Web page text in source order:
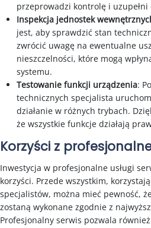
przeprowadzi kontrolę i
Inspekcja jednostek
jest, aby sprawdzić stan
zwrócić uwagę na ewentualne
nieszczelności, które mogą
systemu.
Testowanie funkcji urządzenia:
technicznych specjalista
działanie w różnych trybach.
że wszystkie funkcje działają
Korzyści z
Inwestycja w profesjonalne usługi
korzyści. Przede wszystkim,
specjalistów, można mieć pewność,
zostaną wykonane zgodnie z
Profesjonalny serwis pozwala